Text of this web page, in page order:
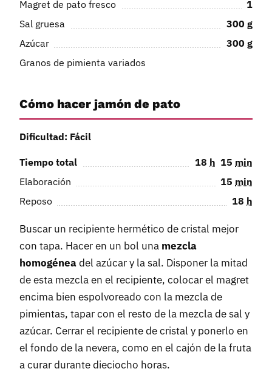
Magret de pato fresco
1
Sal gruesa
300 g
Azúcar
300 g
Granos de pimienta variados
Cómo hacer jamón de pato
Dificultad: Fácil
Tiempo total 18 h 15 min
Elaboración
15 min
Reposo
18 h
Buscar un recipiente hermético de cristal mejor
con tapa. Hacer en un bol una mezcla
homogéneadel azúcar y la sal. Disponer la mitad
de esta mezcla en el recipiente, colocar el magret
encima bien espolvoreado con la mezcla de
pimientas, tapar con el resto de la mezcla de sal y
azúcar. Cerrar el recipiente de cristal y ponerlo en
el fondo de la nevera, como en el cajón de la fruta
a curar durante dieciocho horas.